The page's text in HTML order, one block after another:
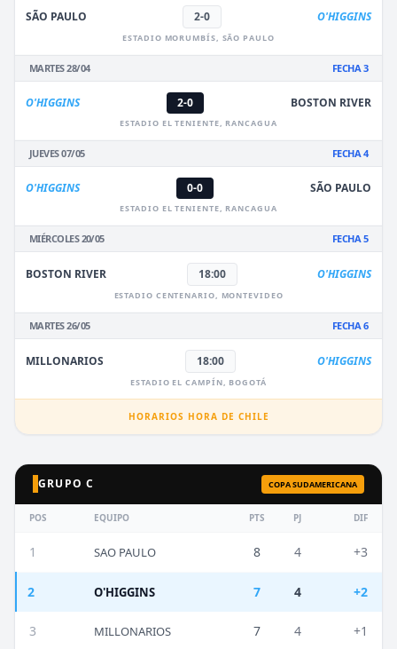
SÃO PAULO 2-0 O'HIGGINS
ESTADIO MORUMBÍS, SÃO PAULO
MARTES 28/04 FECHA 3
O'HIGGINS 2-0 BOSTON RIVER
ESTADIO EL TENIENTE, RANCAGUA
JUEVES 07/05 FECHA 4
O'HIGGINS 0-0 SÃO PAULO
ESTADIO EL TENIENTE, RANCAGUA
MIÉRCOLES 20/05 FECHA 5
BOSTON RIVER 18:00 O'HIGGINS
ESTADIO CENTENARIO, MONTEVIDEO
MARTES 26/05 FECHA 6
MILLONARIOS 18:00 O'HIGGINS
ESTADIO EL CAMPÍN, BOGOTÁ
HORARIOS HORA DE CHILE
GRUPO C COPA SUDAMERICANA
POS EQUIPO PTS PJ DIF
1 SAO PAULO 8 4 +3
2 O'HIGGINS 7 4 +2
3 MILLONARIOS 7 4 +1